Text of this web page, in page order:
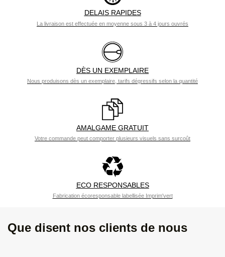
DELAIS RAPIDES
La livraison est effectuée en moyenne sous 3 à 4 jours ouvrés
DÈS UN EXEMPLAIRE
Nous produisons dès un exemplaire, tarifs dégressifs selon la quantité
AMALGAME GRATUIT
Votre commande peut comporter plusieurs visuels sans surcoût
ECO RESPONSABLES
Fabrication écoresponsable labellisée Imprim'vert
Que disent nos clients de nous